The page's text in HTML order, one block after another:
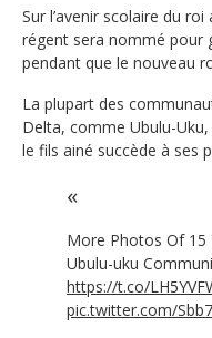
Sur l’avenir scolaire du
régent sera nommé pour
pendant que le nouveau
La plupart des
Delta, comme Ubulu-
le fils ainé succède à ses
More Photos Of 15
Ubulu-uku
https://t.co/
pic.twitter.com/